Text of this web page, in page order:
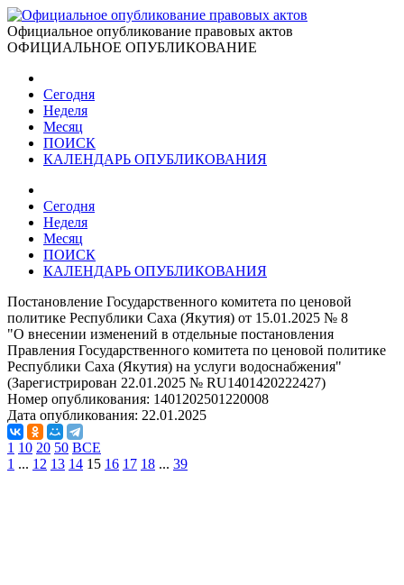
Официальное опубликование правовых актов
ОФИЦИАЛЬНОЕ ОПУБЛИКОВАНИЕ
Сегодня
Неделя
Месяц
ПОИСК
КАЛЕНДАРЬ ОПУБЛИКОВАНИЯ
Сегодня
Неделя
Месяц
ПОИСК
КАЛЕНДАРЬ ОПУБЛИКОВАНИЯ
Постановление Государственного комитета по ценовой
политике Республики Саха (Якутия) от 15.01.2025 № 8
"О внесении изменений в отдельные постановления
Правления Государственного комитета по ценовой политике
Республики Саха (Якутия) на услуги водоснабжения"
(Зарегистрирован 22.01.2025 № RU1401420222427)
Номер опубликования: 1401202501220008
Дата опубликования: 22.01.2025
1 10 20 50 ВСЕ
1 ... 12 13 14 15 16 17 18 ... 39